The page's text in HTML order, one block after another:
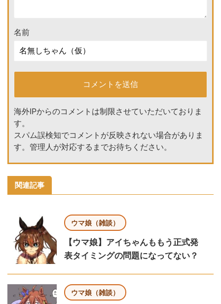
名前
海外IPからのコメントは制限させていただいておりま
す。
スパム誤検知でコメントが反映されない場合がありま
す。管理人が対応するまでお待ちください。
関連記事
ウマ娘（雑談）
【ウマ娘】アイちゃんももう正式発
表タイミングの問題になってない？
ウマ娘（雑談）